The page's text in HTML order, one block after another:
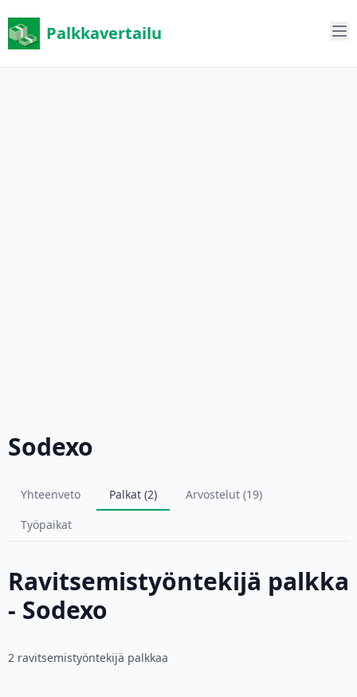
Palkkavertailu
Sodexo
Yhteenveto Palkat (2)
Arvostelut (19)
Työpaikat
Ravitsemistyöntekijä palkka
- Sodexo
2 ravitsemistyöntekijä palkkaa